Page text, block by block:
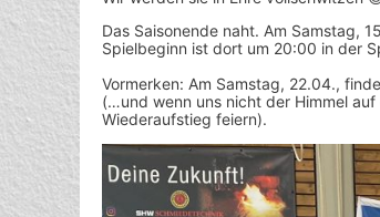
Das Saisonende naht. Am Samstag,
Spielbeginn ist dort um 20:00 in der
Vormerken: Am Samstag, 22.04.,
(…und wenn uns nicht der Himmel
Wiederaufstieg feiern).